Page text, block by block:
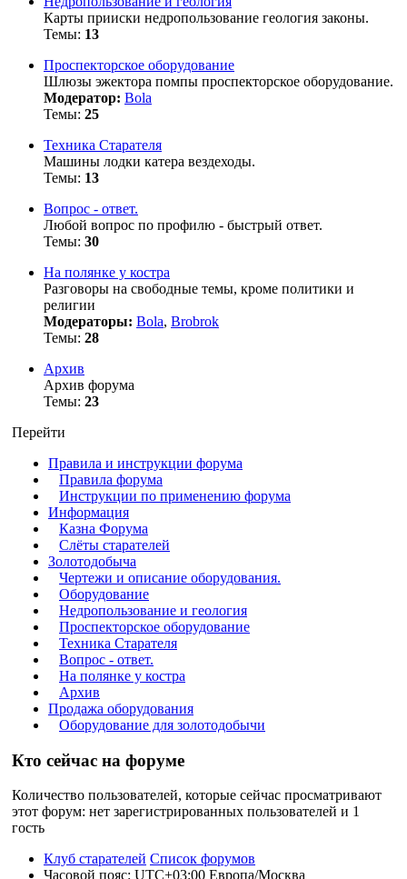
Карты прииски недропользование геология законы.
Темы: 13
Проспекторское оборудование
Шлюзы эжектора помпы проспекторское оборудование.
Модератор: Bola
Темы: 25
Техника Старателя
Машины лодки катера вездеходы.
Темы: 13
Вопрос - ответ.
Любой вопрос по профилю - быстрый ответ.
Темы: 30
На полянке у костра
Разговоры на свободные темы, кроме политики и
религии
Модераторы: Bola, Brobrok
Темы: 28
Архив
Архив форума
Темы: 23
Перейти
Правила и инструкции форума
Правила форума
Инструкции по применению форума
Информация
Казна Форума
Слёты старателей
Золотодобыча
Чертежи и описание оборудования.
Оборудование
Недропользование и геология
Проспекторское оборудование
Техника Старателя
Вопрос - ответ.
На полянке у костра
Архив
Продажа оборудования
Оборудование для золотодобычи
Кто сейчас на форуме
Количество пользователей, которые сейчас просматривают
этот форум: нет зарегистрированных пользователей и 1
гость
Клуб старателей Список форумов
Часовой пояс: UTC+03:00 Европа/Москва